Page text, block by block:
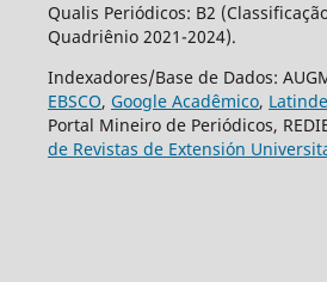
Qualis Periódicos: B2
Quadriênio 2021-2024).
Indexadores/Base de Dados:
EBSCO, Google Acadêmico,
Portal Mineiro de Periódicos,
de Revistas de Extensión